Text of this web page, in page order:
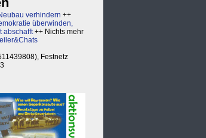
verhindern ++
überwinden,
abschafft++ Nichts mehr
Festnetz